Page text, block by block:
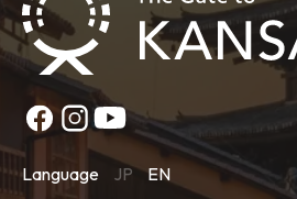
Language JP EN